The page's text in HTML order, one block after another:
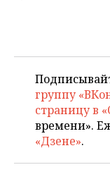
группу
страницу в
времени».
«Дзене».